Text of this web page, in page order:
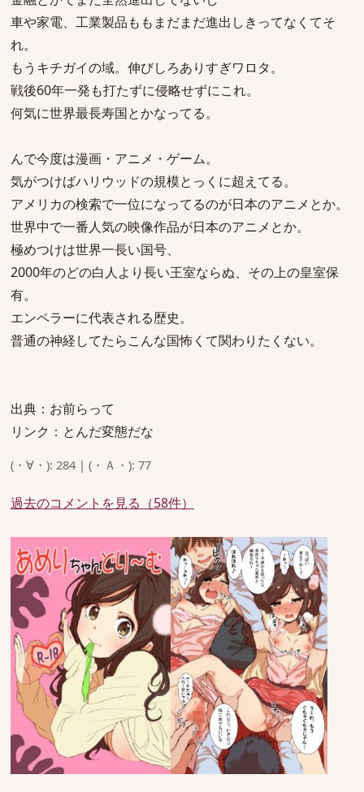
車や家電、工業製品ももまだまだ進出しきってなくてそ
れ。
もうキチガイの域。伸びしろありすぎワロタ。
戦後60年一発も打たずに侵略せずにこれ。
何気に世界最長寿国とかなってる。
んで今度は漫画・アニメ・ゲーム。
気がつけばハリウッドの規模とっくに超えてる。
アメリカの検索で一位になってるのが日本のアニメとか。
世界中で一番人気の映像作品が日本のアニメとか。
極めつけは世界一長い国号、
2000年のどの白人より長い王室ならぬ、その上の皇室保
有。
エンペラーに代表される歴史。
普通の神経してたらこんな国怖くて関わりたくない。
出典：お前らって
リンク：とんだ変態だな
(・∀・): 284 | (・Ａ・): 77
過去のコメントを見る（58件）